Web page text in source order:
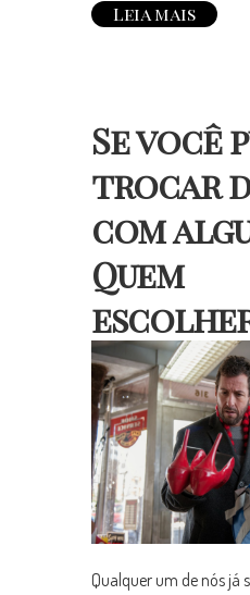
Leia mais
Se você
trocar
com
Quem
Qualquer um de nós já